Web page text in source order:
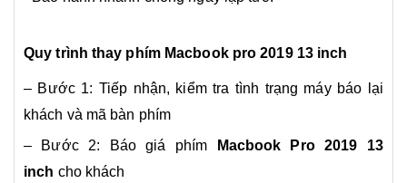
Quy trình thay phím Macbook pro 2019 13 inch
– Bước 1: Tiếp nhận, kiểm tra tình trạng máy báo lại
khách và mã bàn phím
– Bước 2: Báo giá phím
Macbook Pro 2019 13
inch cho khách